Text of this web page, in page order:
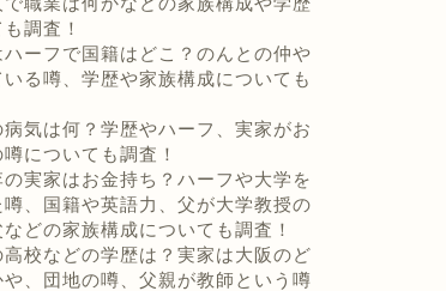
調査！
ーフで国籍はどこ？のんとの仲や
る噂、学歴や家族構成についても
気は何？学歴やハーフ、実家がお
についても調査！
実家はお金持ち？ハーフや大学を
、国籍や英語力、父が大学教授の
どの家族構成についても調査！
校などの学歴は？実家は大阪のど
や、団地の噂、父親が教師という噂